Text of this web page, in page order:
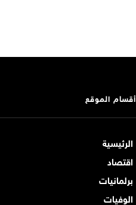
أقسام الموقع
الرئيسية
اقتصاد
برلمانيات
الوفيات